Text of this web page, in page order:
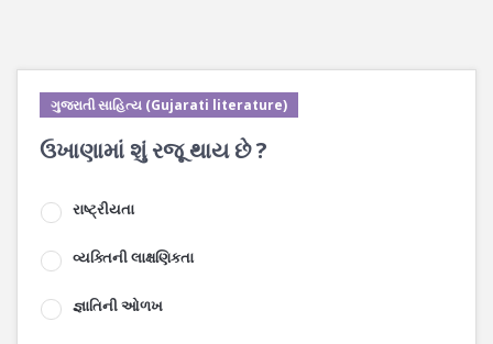
ગુજરાતી સાહિત્ય (Gujarati literature)
ઉખાણામાં શું રજૂ થાય છે ?
રાષ્ટ્રીયતા
વ્યક્તિની લાક્ષણિકતા
જ્ઞાતિની ઓળખ